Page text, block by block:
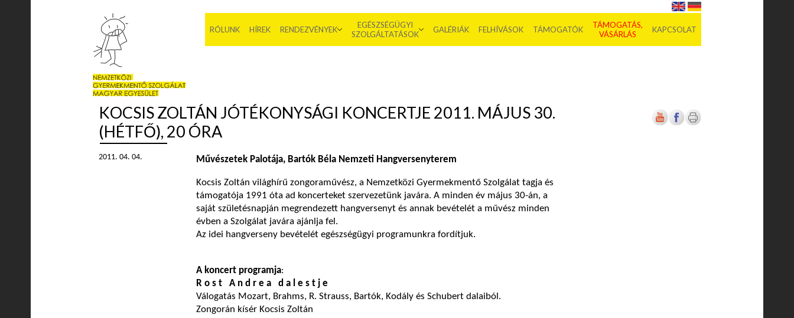
RÓLUNK HÍREK RENDEZVÉNYEK
EGÉSZSÉGÜGYI
SZOLGÁLTATÁSOK
GALÉRIÁK FELHÍVÁSOK TÁMOGATÓK
TÁMOGATÁS,
VÁSÁRLÁS
KAPCSOLAT
KOCSIS ZOLTÁN JÓTÉKONYSÁGI KONCERTJE 2011. MÁJUS 30.
(HÉTFŐ), 20 ÓRA
2011. 04. 04. Művészetek Palotája, Bartók Béla Nemzeti Hangversenyterem
Kocsis Zoltán világhírű zongoraművész, a Nemzetközi Gyermekmentő Szolgálat tagja és
támogatója 1991 óta ad koncerteket szervezetünk javára. A minden év május 30-án, a
saját születésnapján megrendezett hangversenyt és annak bevételét a művész minden
évben a Szolgálat javára ajánlja fel.
Az idei hangverseny bevételét egészségügyi programunkra fordítjuk.
A koncert programja:
R o s t A n d r e a d a l e s t j e
Válogatás Mozart, Brahms, R. Strauss, Bartók, Kodály és Schubert dalaiból.
Zongorán kísér Kocsis Zoltán